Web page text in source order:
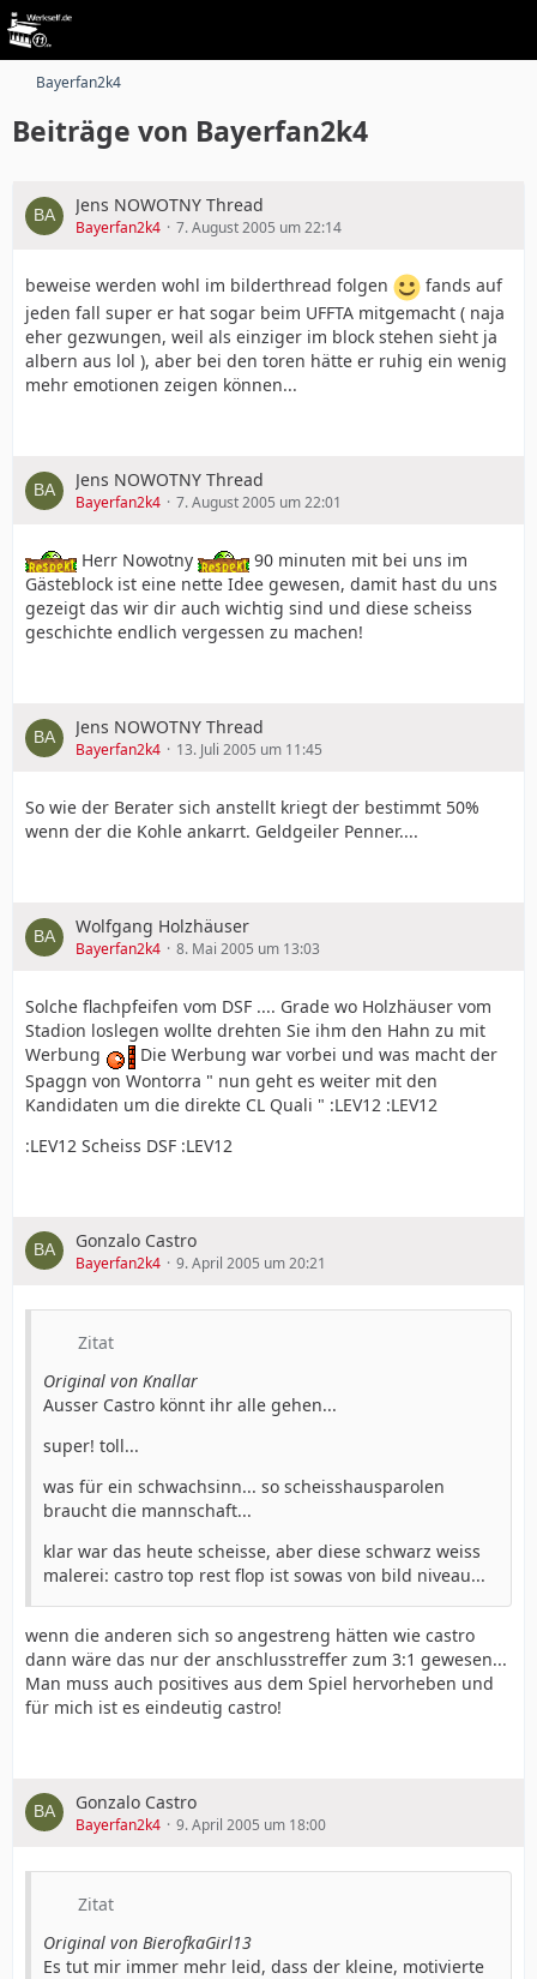
Bayerfan2k4
Beiträge von Bayerfan2k4
Jens NOWOTNY Thread
Bayerfan2k4 7. August 2005 um 22:14
beweise werden wohl im bilderthread folgen
fands auf
jeden fall super er hat sogar beim UFFTA mitgemacht ( naja
eher gezwungen, weil als einziger im block stehen sieht ja
albern aus lol ), aber bei den toren hätte er ruhig ein wenig
mehr emotionen zeigen können...
Jens NOWOTNY Thread
Bayerfan2k4 7. August 2005 um 22:01
Herr Nowotny
90 minuten mit bei uns im
Gästeblock ist eine nette Idee gewesen, damit hast du uns
gezeigt das wir dir auch wichtig sind und diese scheiss
geschichte endlich vergessen zu machen!
Jens NOWOTNY Thread
Bayerfan2k4 13. Juli 2005 um 11:45
So wie der Berater sich anstellt kriegt der bestimmt 50%
wenn der die Kohle ankarrt. Geldgeiler Penner....
Wolfgang Holzhäuser
Bayerfan2k4 8. Mai 2005 um 13:03
Solche flachpfeifen vom DSF .... Grade wo Holzhäuser vom
Stadion loslegen wollte drehten Sie ihm den Hahn zu mit
Werbung
Die Werbung war vorbei und was macht der
Spaggn von Wontorra " nun geht es weiter mit den
Kandidaten um die direkte CL Quali " :LEV12 :LEV12
:LEV12 Scheiss DSF :LEV12
Gonzalo Castro
Bayerfan2k4 9. April 2005 um 20:21
Zitat
Original von Knallar
Ausser Castro könnt ihr alle gehen...
super! toll...
was für ein schwachsinn... so scheisshausparolen
braucht die mannschaft...
klar war das heute scheisse, aber diese schwarz weiss
malerei: castro top rest flop ist sowas von bild niveau...
wenn die anderen sich so angestreng hätten wie castro
dann wäre das nur der anschlusstreffer zum 3:1 gewesen...
Man muss auch positives aus dem Spiel hervorheben und
für mich ist es eindeutig castro!
Gonzalo Castro
Bayerfan2k4 9. April 2005 um 18:00
Zitat
Original von BierofkaGirl13
Es tut mir immer mehr leid, dass der kleine, motivierte